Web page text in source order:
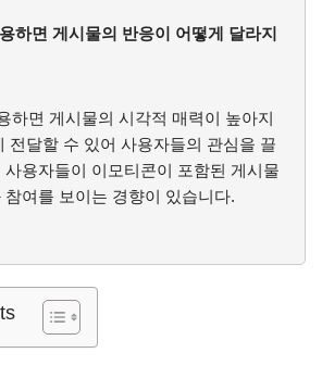
하면 게시물의 반응이 어떻게 달라지
하면 게시물의 시각적 매력이 높아지
전달할 수 있어 사용자들의 관심을 끌
사용자들이 이모티콘이 포함된 게시물
참여를 보이는 경향이 있습니다.